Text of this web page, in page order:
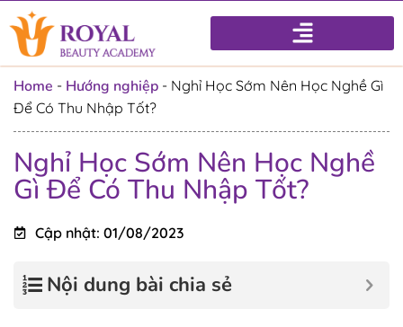
Home - Hướng nghiệp - Nghỉ Học Sớm Nên Học Nghề Gì
Để Có Thu Nhập Tốt?
Nghỉ Học Sớm Nên Học Nghề
Gì Để Có Thu Nhập Tốt?
Cập nhật: 01/08/2023
Nội dung bài chia sẻ